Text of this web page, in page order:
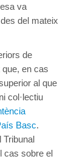
va
del mateix
de
en cas
al que
col·lectiu
Basc.
Tribunal
cas sobre el